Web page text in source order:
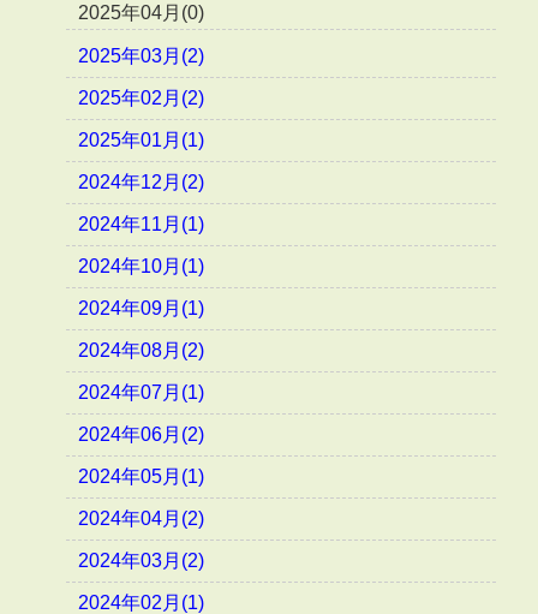
2025年04月(0)
2025年03月(2)
2025年02月(2)
2025年01月(1)
2024年12月(2)
2024年11月(1)
2024年10月(1)
2024年09月(1)
2024年08月(2)
2024年07月(1)
2024年06月(2)
2024年05月(1)
2024年04月(2)
2024年03月(2)
2024年02月(1)